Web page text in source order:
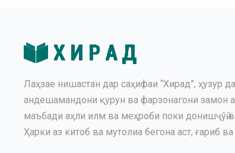
Лаҳзае нишастан дар саҳифаи “Хирад”, ҳузур
андешамандони қурун ва фарзонагони замон
маъбади аҳли илм ва меҳроби поки донишҷӯӣ
Ҳарки аз китоб ва мутолиа бегона аст, ғариб